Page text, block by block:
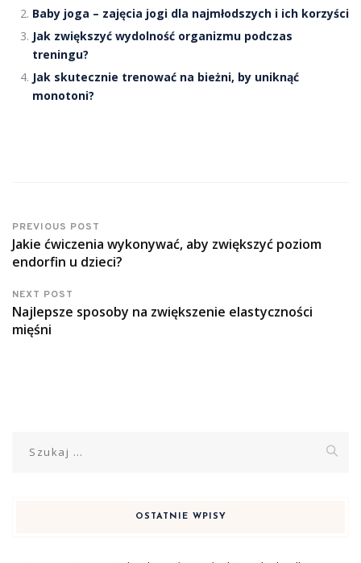
Baby joga – zajęcia jogi dla najmłodszych i ich korzyści
Jak zwiększyć wydolność organizmu podczas
treningu?
Jak skutecznie trenować na bieżni, by uniknąć
monotoni?
PREVIOUS POST
Jakie ćwiczenia wykonywać, aby zwiększyć poziom
endorfin u dzieci?
NEXT POST
Najlepsze sposoby na zwiększenie elastyczności
mięśni
OSTATNIE WPISY